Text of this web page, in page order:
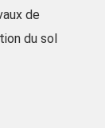
de
du sol